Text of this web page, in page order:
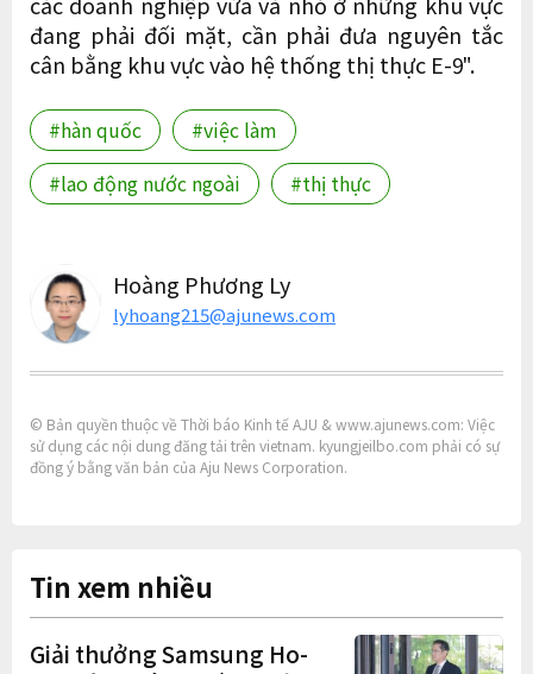
đang phải đối mặt, cần phải đưa nguyên tắc
cân bằng khu vực vào hệ thống thị thực E-9".
#hàn quốc
#việc làm
#lao động nước ngoài
#thị thực
Hoàng Phương Ly
lyhoang215@ajunews.com
© Bản quyền thuộc về Thời báo Kinh tế AJU & www.ajunews.com: Việc
sử dụng các nội dung đăng tải trên vietnam. kyungjeilbo.com phải có sự
đồng ý bằng văn bản của Aju News Corporation.
Tin xem nhiều
Giải thưởng Samsung Ho-